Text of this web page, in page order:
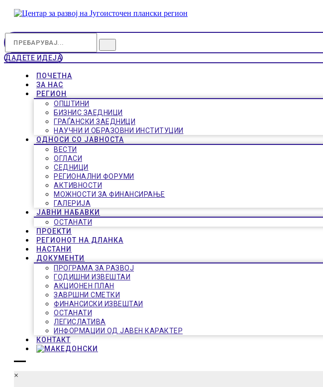
ДАДЕТЕ ИДЕЈА
ПОЧЕТНА
ЗА НАС
РЕГИОН
ОПШТИНИ
БИЗНИС ЗАЕДНИЦИ
ГРАЃАНСКИ ЗАЕДНИЦИ
НАУЧНИ И ОБРАЗОВНИ ИНСТИТУЦИИ
ОДНОСИ СО ЈАВНОСТА
ВЕСТИ
ОГЛАСИ
СЕДНИЦИ
РЕГИОНАЛНИ ФОРУМИ
АКТИВНОСТИ
МОЖНОСТИ ЗА ФИНАНСИРАЊЕ
ГАЛЕРИЈА
ЈАВНИ НАБАВКИ
ОСТАНАТИ
ПРОЕКТИ
РЕГИОНОТ НА ДЛАНКА
НАСТАНИ
ДОКУМЕНТИ
ПРОГРАМА ЗА РАЗВОЈ
ГОДИШНИ ИЗВЕШТАИ
АКЦИОНЕН ПЛАН
ЗАВРШНИ СМЕТКИ
ФИНАНСИСКИ ИЗВЕШТАИ
ОСТАНАТИ
ЛЕГИСЛАТИВА
ИНФОРМАЦИИ ОД ЈАВЕН КАРАКТЕР
КОНТАКТ
×